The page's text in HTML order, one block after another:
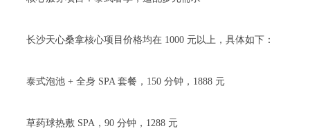
长沙天心桑拿核心项目价格均在 1000 元以上，具体如下：
泰式泡池 + 全身 SPA 套餐，150 分钟，1888 元
草药球热敷 SPA，90 分钟，1288 元